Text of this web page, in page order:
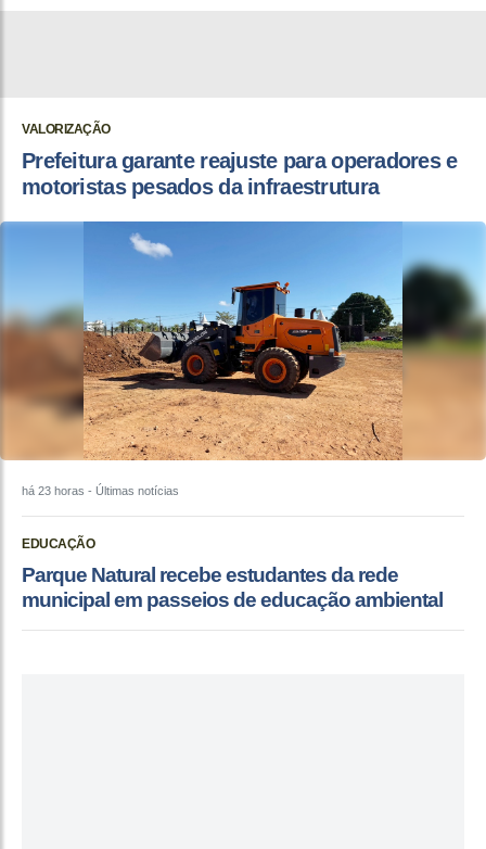
VALORIZAÇÃO
Prefeitura garante reajuste para operadores e
motoristas pesados da infraestrutura
há 23 horas - Últimas notícias
EDUCAÇÃO
Parque Natural recebe estudantes da rede
municipal em passeios de educação ambiental